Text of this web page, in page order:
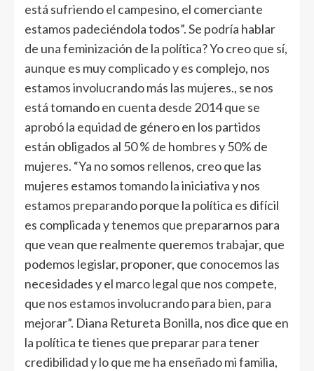
está sufriendo el campesino, el comerciante
estamos padeciéndola todos”. Se podría hablar
de una feminización de la política? Yo creo que sí,
aunque es muy complicado y es complejo, nos
estamos involucrando más las mujeres., se nos
está tomando en cuenta desde 2014 que se
aprobó la equidad de género en los partidos
están obligados al 50 % de hombres y 50% de
mujeres. “Ya no somos rellenos, creo que las
mujeres estamos tomando la iniciativa y nos
estamos preparando porque la política es difícil
es complicada y tenemos que prepararnos para
que vean que realmente queremos trabajar, que
podemos legislar, proponer, que conocemos las
necesidades y el marco legal que nos compete,
que nos estamos involucrando para bien, para
mejorar”. Diana Retureta Bonilla, nos dice que en
la política te tienes que preparar para tener
credibilidad y lo que me ha enseñado mi familia,